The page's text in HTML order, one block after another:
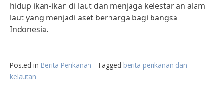
hidup ikan-ikan di laut dan menjaga kelestarian alam
laut yang menjadi aset berharga bagi bangsa
Indonesia.
Posted in Berita Perikanan Tagged berita perikanan dan
kelautan